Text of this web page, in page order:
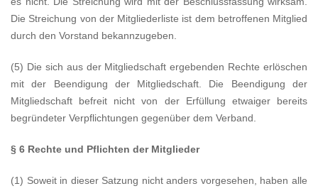
Die Streichung von der Mitgliederliste ist dem betroffenen Mitglied
durch den Vorstand bekannzugeben.
(5) Die sich aus der Mitgliedschaft ergebenden Rechte erlöschen
mit der Beendigung der Mitgliedschaft. Die Beendigung der
Mitgliedschaft befreit nicht von der Erfüllung etwaiger bereits
begründeter Verpflichtungen gegenüber dem Verband.
§ 6 Rechte und Pflichten der Mitglieder
(1) Soweit in dieser Satzung nicht anders vorgesehen, haben alle